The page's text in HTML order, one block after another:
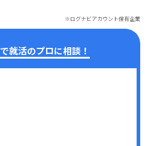
※ログナビアカウント保有企業
で就活のプロに相談！